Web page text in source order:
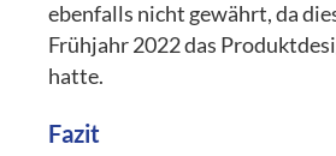
ebenfalls nicht gewährt, da
Frühjahr 2022 das
hatte.
Fazit